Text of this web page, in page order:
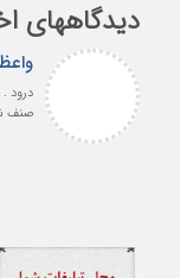
دیدگاههای
درود
صنف